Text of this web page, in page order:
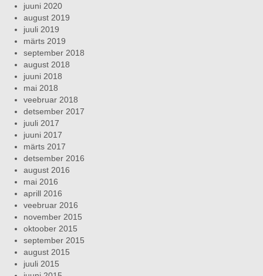
juuni 2020
august 2019
juuli 2019
märts 2019
september 2018
august 2018
juuni 2018
mai 2018
veebruar 2018
detsember 2017
juuli 2017
juuni 2017
märts 2017
detsember 2016
august 2016
mai 2016
aprill 2016
veebruar 2016
november 2015
oktoober 2015
september 2015
august 2015
juuli 2015